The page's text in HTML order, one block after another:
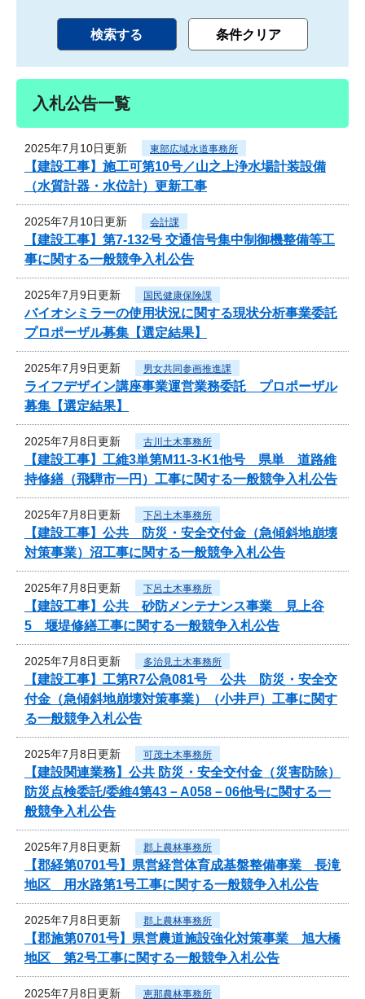
入札公告一覧
2025年7月10日更新 東部広域水道事務所
【建設工事】施工可第10号／山之上浄水場計装設備
（水質計器・水位計）更新工事
2025年7月10日更新 会計課
【建設工事】第7-132号 交通信号集中制御機整備等工
事に関する一般競争入札公告
2025年7月9日更新 国民健康保険課
バイオシミラーの使用状況に関する現状分析事業委託
プロポーザル募集【選定結果】
2025年7月9日更新 男女共同参画推進課
ライフデザイン講座事業運営業務委託 プロポーザル
募集【選定結果】
2025年7月8日更新 古川土木事務所
【建設工事】工維3単第M11-3-K1他号 県単 道路維
持修繕（飛騨市一円）工事に関する一般競争入札公告
2025年7月8日更新 下呂土木事務所
【建設工事】公共 防災・安全交付金（急傾斜地崩壊
対策事業）沼工事に関する一般競争入札公告
2025年7月8日更新 下呂土木事務所
【建設工事】公共 砂防メンテナンス事業 見上谷
5 堰堤修繕工事に関する一般競争入札公告
2025年7月8日更新 多治見土木事務所
【建設工事】工第R7公急081号 公共 防災・安全交
付金（急傾斜地崩壊対策事業）（小井戸）工事に関す
る一般競争入札公告
2025年7月8日更新 可茂土木事務所
【建設関連業務】公共 防災・安全交付金（災害防除）
防災点検委託/委維4第43－A058－06他号に関する一
般競争入札公告
2025年7月8日更新 郡上農林事務所
【郡経第0701号】県営経営体育成基盤整備事業 長滝
地区 用水路第1号工事に関する一般競争入札公告
2025年7月8日更新 郡上農林事務所
【郡施第0701号】県営農道施設強化対策事業 旭大橋
地区 第2号工事に関する一般競争入札公告
2025年7月8日更新 恵那農林事務所